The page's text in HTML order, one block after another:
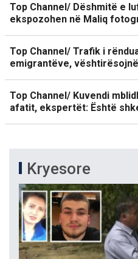
Top Channel/ Dëshmitë e
ekspozohen në Maliq
Top Channel/ Trafik i
emigrantëve,
Top Channel/ Kuvendi
afatit, ekspertët: Është
Kryesore